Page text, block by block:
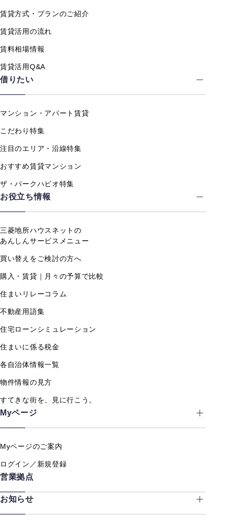
賃貸方式・プランのご紹介
賃貸活用の流れ
賃料相場情報
賃貸活用Q&A
借りたい
マンション・アパート賃貸
こだわり特集
注目のエリア・沿線特集
おすすめ賃貸マンション
ザ・パークハビオ特集
お役立ち情報
三菱地所ハウスネットの
あんしんサービスメニュー
買い替えをご検討の方へ
購入・賃貸｜月々の予算で比較
住まいリレーコラム
不動産用語集
住宅ローンシミュレーション
住まいに係る税金
各自治体情報一覧
物件情報の見方
すてきな街を、見に行こう。
Myページ
Myページのご案内
ログイン／新規登録
営業拠点
お知らせ